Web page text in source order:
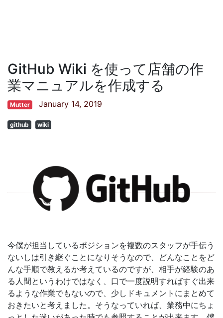
GitHub Wiki を使って店舗の作
業マニュアルを作成する
Mutter January 14, 2019
github wiki
今僕が担当しているポジションを複数のスタッフが手伝う
ないしは引き継ぐことになりそうなので、どんなことをど
んな手順で教えるか考えているのですが、相手が経験のあ
る人間というわけではなく、口で一度説明すればすぐ出来
るような作業でもないので、少しドキュメントにまとめて
おきたいと考えました。そうなっていれば、業務中にちょ